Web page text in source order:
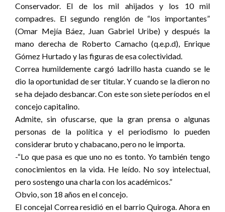
Conservador. El de los mil ahijados y los 10 mil
compadres. El segundo renglón de “los importantes”
(Omar Mejía Báez, Juan Gabriel Uribe) y después la
mano derecha de Roberto Camacho (q.e.p.d), Enrique
Gómez Hurtado y las figuras de esa colectividad.
Correa humildemente cargó ladrillo hasta cuando se le
dio la oportunidad de ser titular. Y cuando se la dieron no
se ha dejado desbancar. Con este son siete períodos en el
concejo capitalino.
Admite, sin ofuscarse, que la gran prensa o algunas
personas de la política y el periodismo lo pueden
considerar bruto y chabacano, pero no le importa.
-“Lo que pasa es que uno no es tonto. Yo también tengo
conocimientos en la vida. He leído. No soy intelectual,
pero sostengo una charla con los académicos.”
Obvio, son 18 años en el concejo.
El concejal Correa residió en el barrio Quiroga. Ahora en